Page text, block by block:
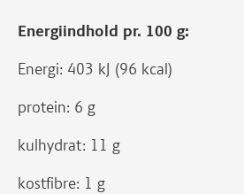
Energiindhold pr. 100 g:
Energi: 403 kJ (96 kcal)
protein: 6 g
kulhydrat: 11 g
kostfibre: 1 g